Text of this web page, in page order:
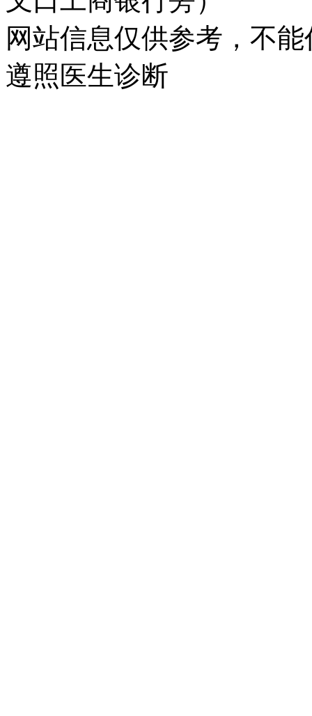
网站信息仅供参考，不
遵照医生诊断